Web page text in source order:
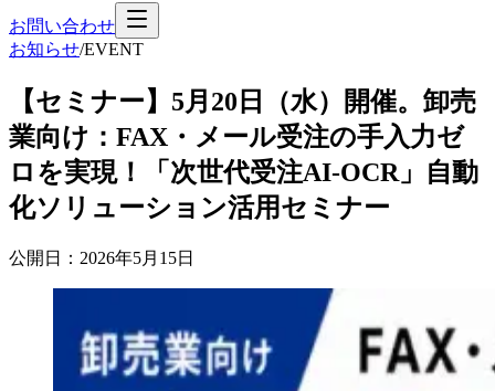
お問い合わせ
お知らせ/EVENT
【セミナー】5月20日（水）開催。卸売
業向け：FAX・メール受注の手入力ゼ
ロを実現！「次世代受注AI-OCR」自動
化ソリューション活用セミナー
公開日：2026年5月15日